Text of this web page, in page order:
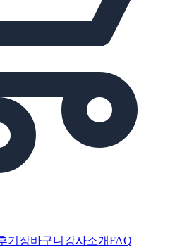
기 장바구니 강사소개FAQ